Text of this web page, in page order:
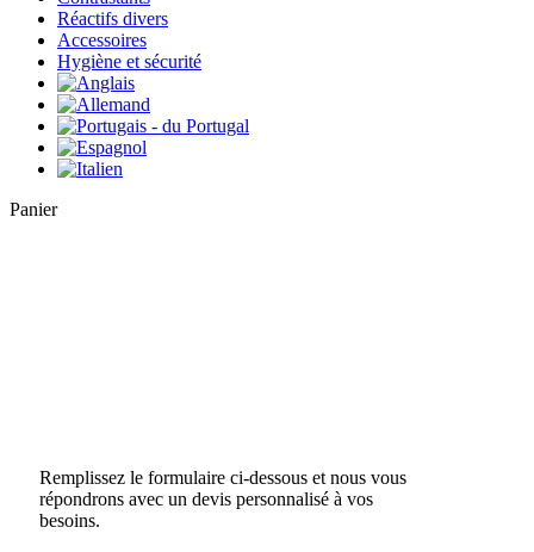
Réactifs divers
Accessoires
Hygiène et sécurité
PanierClose
Remplissez le formulaire ci-dessous et nous vous
répondrons avec un devis personnalisé à vos
besoins.